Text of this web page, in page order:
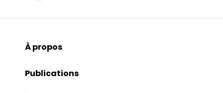
À propos
Publications